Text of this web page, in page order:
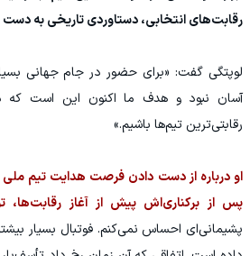
رقابت‌های انتخابی، دستاوردی تاریخی به
لوپتگی گفت: «برای حضور در جام جهانی
آسان نبود و هدف ما اکنون این است که
رقابتی‌ترین تیم‌ها باشیم.»
پس از برکناری‌اش پیش از آغاز رقابت‌ها،
پشیمانی‌ای احساس نمی‌کنم. فوتبال بسیار